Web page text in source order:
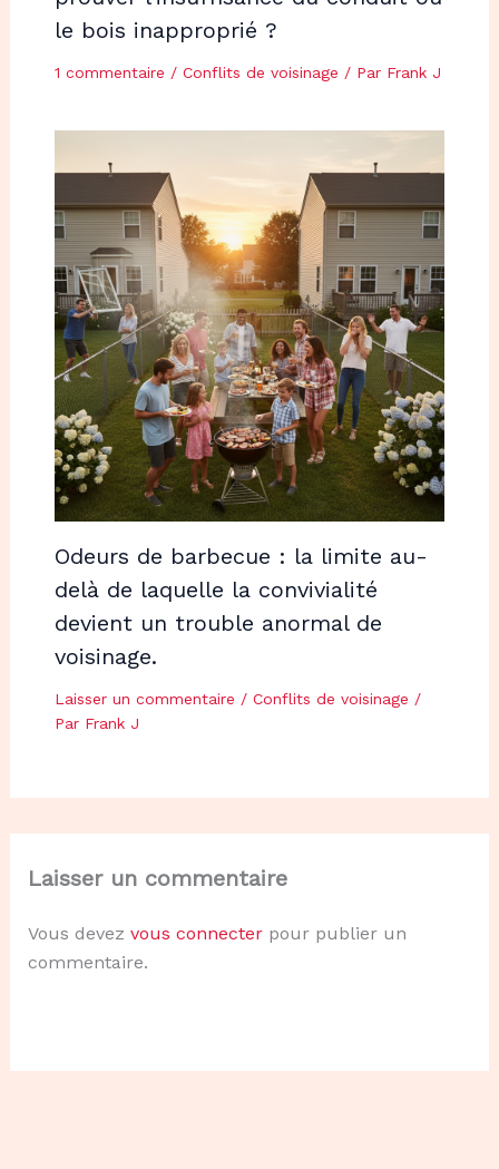
le bois inapproprié ?
1 commentaire / Conflits de voisinage / Par Frank J
Odeurs de barbecue : la limite au-
delà de laquelle la convivialité
devient un trouble anormal de
voisinage.
Laisser un commentaire / Conflits de voisinage /
Par Frank J
Laisser un commentaire
Vous devez vous connecterpour publier un
commentaire.